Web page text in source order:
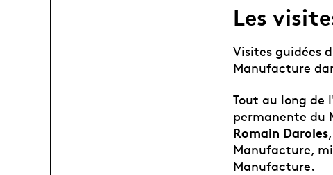
Les
Visites guidées
Manufacture
Tout au long de
permanente du
Romain Daroles
Manufacture,
Manufacture.